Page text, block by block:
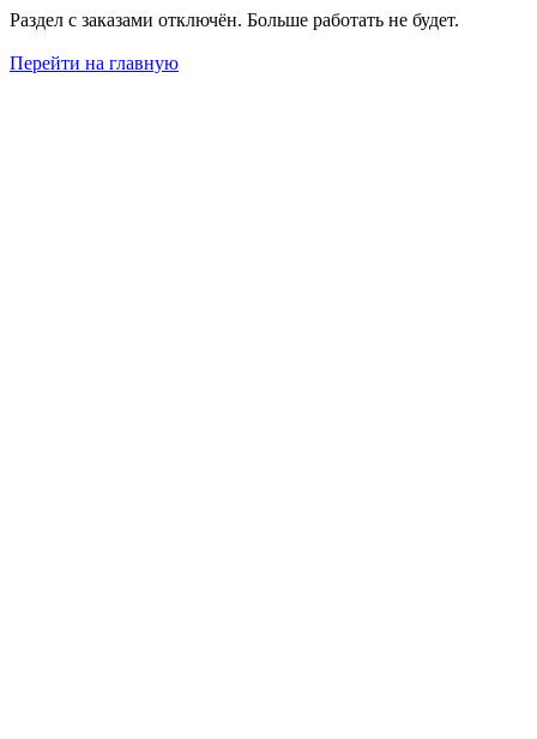
Раздел с заказами отключён. Больше работать не будет.
Перейти на главную